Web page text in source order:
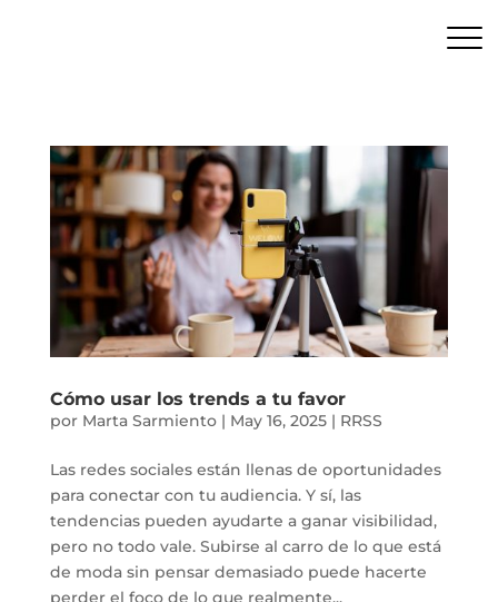
Cómo usar los trends a tu favor
por Marta Sarmiento| May 16, 2025| RRSS
Las redes sociales están llenas de oportunidades
para conectar con tu audiencia. Y sí, las
tendencias pueden ayudarte a ganar visibilidad,
pero no todo vale. Subirse al carro de lo que está
de moda sin pensar demasiado puede hacerte
perder el foco de lo que realmente...